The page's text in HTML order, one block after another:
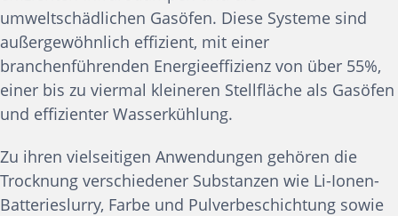
umweltschädlichen Gasöfen. Diese Systeme sind
außergewöhnlich effizient, mit einer
branchenführenden Energieeffizienz von über 55%,
einer bis zu viermal kleineren Stellfläche als Gasöfen
und effizienter Wasserkühlung.
Zu ihren vielseitigen Anwendungen gehören die
Trocknung verschiedener Substanzen wie Li-Ionen-
Batterieslurry, Farbe und Pulverbeschichtung sowie